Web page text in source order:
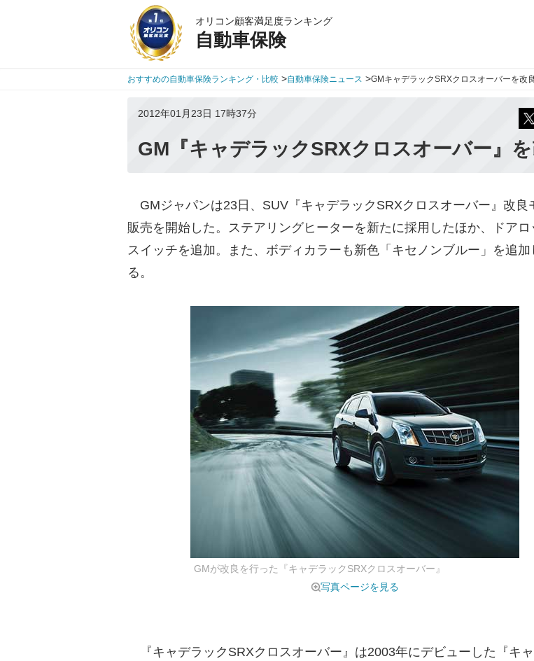
オリコン顧客満足度ランキング
自動車保険
おすすめの自動車保険ランキング・比較 >自動車保険ニュース >GMキャデラックSRXクロスオーバーを改良
2012年01月23日 17時37分
GM『キャデラックSRXクロスオーバー』を
GMジャパンは23日、SUV『キャデラックSRXクロスオーバー』改良
販売を開始した。ステアリングヒーターを新たに採用したほか、ドアロ
スイッチを追加。また、ボディカラーも新色「キセノンブルー」を追加
る。
GMが改良を行った『キャデラックSRXクロスオーバー』
写真ページを見る
『キャデラックSRXクロスオーバー』は2003年にデビューした『キ